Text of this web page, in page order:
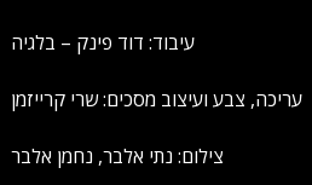
עיבוד: דוד פינק – בלגיה
עריכה, צבע ועיצוב מסכים: שרי קרייזמן
צילום: נתי אלבר, נחמן אלבר